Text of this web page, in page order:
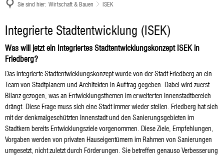
Sie sind hier: Wirtschaft & Bauen ISEK
ISEK
Integrierte Stadtentwicklung (ISEK)
Was will jetzt ein Integriertes Stadtentwicklungskonzept ISEK in
Friedberg?
Das integrierte Stadtentwicklungskonzept wurde von der Stadt Friedberg an ein
Team von Stadtplanern und Architekten in Auftrag gegeben. Dabei wird zuerst
Bilanz gezogen, was an Entwicklungsthemen im erweiterten Innenstadtbereich
drängt. Diese Frage muss sich eine Stadt immer wieder stellen. Friedberg hat sich
mit der denkmalgeschützten Innenstadt und den Sanierungsgebieten im
Stadtkern bereits Entwicklungsziele vorgenommen. Diese Ziele, Empfehlungen,
Vorgaben werden von privaten Hauseigentümern im Rahmen von Sanierungen
umgesetzt, nicht zuletzt durch Förderungen. Sie betreffen genauso Verbesserung